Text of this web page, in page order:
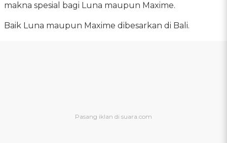
makna spesial bagi Luna maupun Maxime.
Baik Luna maupun Maxime dibesarkan di Bali.